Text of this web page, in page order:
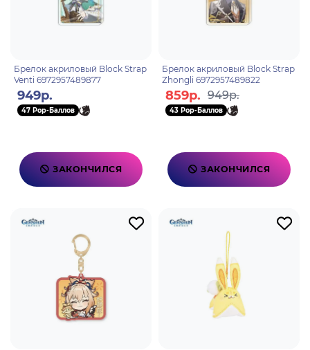
Брелок акриловый Block Strap
Venti 6972957489877
949р.
47 Pop-Баллов
ЗАКОНЧИЛСЯ
Брелок акриловый Block Strap
Zhongli 6972957489822
859р. 949р.
43 Pop-Баллов
ЗАКОНЧИЛСЯ